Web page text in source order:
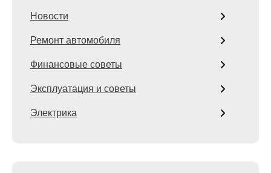
Новости
Ремонт автомобиля
Финансовые советы
Эксплуатация и советы
Электрика